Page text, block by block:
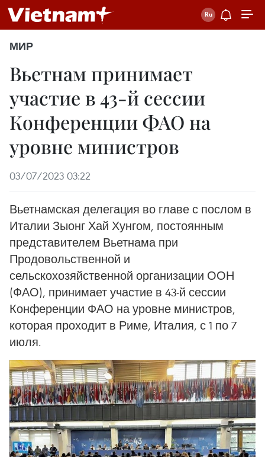
МИР
Вьетнам принимает
участие в 43-й сессии
Конференции ФАО на
уровне министров
03/07/2023 03:22
Вьетнамская делегация во главе с послом в
Италии Зыонг Хай Хунгом, постоянным
представителем Вьетнама при
Продовольственной и
сельскохозяйственной организации ООН
(ФАО), принимает участие в 43-й сессии
Конференции ФАО на уровне министров,
которая проходит в Риме, Италия, с 1 по 7
июля.